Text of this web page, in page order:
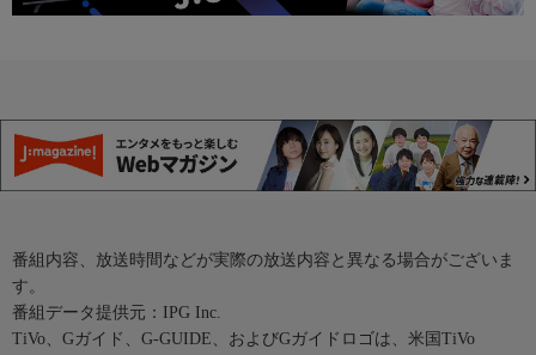
番組内容、放送時間などが実際の放送内容と異なる場合がございま
す。
番組データ提供元：IPG Inc.
TiVo、Gガイド、G-GUIDE、およびGガイドロゴは、米国TiVo